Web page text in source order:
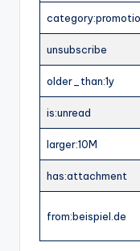
unsubscribe
older_than:1y
is:unread
larger:10M
has:attachment
from:beispiel.de